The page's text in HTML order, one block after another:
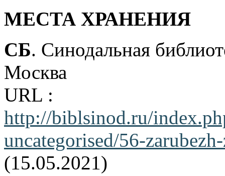
МЕСТА ХРАНЕНИЯ
СБ. Синодальная
Москва
URL :
http://biblsinod.ru/
uncategorised/56-
(15.05.2021)